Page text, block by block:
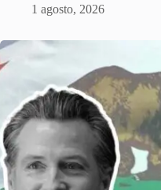
1 agosto, 2026